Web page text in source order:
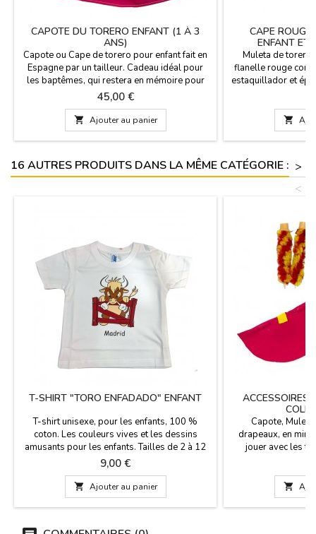
CAPOTE DU TORERO ENFANT (1 À 3
ANS)
Capote ou Cape de torero pour enfant fait en
Espagne par un tailleur. Cadeau idéal pour
les baptêmes, qui restera en mémoire pour
toujours. Dimensions: 75 cm de large x 43 cm
de haut, vol 153 cm et 500 g de poids. VOUS
POUVEZ LE PERSONNALISER AVEC UN NOM,
PRENOM OU SURNOM pour 5,95€ avec
DEUX OU TROIS INITIALES est GRATUIT.
Prix
45,00 €
 Ajouter au panier
CAPE ROUGE
ENFANT ET
Muleta de torero
flanelle rouge
estaquillador et
pèse 600
votre nom pour

16 AUTRES PRODUITS DANS LA MÊME CATÉGORIE : >
<
T-SHIRT "TORO ENFADADO" ENFANT
T-shirt unisexe, pour les enfants, 100 %
coton. Les couleurs vives et les dessins
amusants pour les enfants. Tailles de 2 à 12
ans.
Prix
9,00 €
 Ajouter au panier
ACCESSOIRES
Capote,
drapeaux, en
jouer avec les
taureaux, picador
pas un jouet,
